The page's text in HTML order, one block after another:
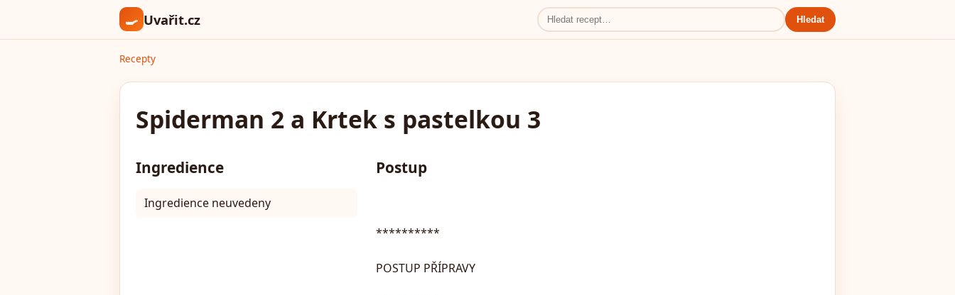
🍳 Uvařit.cz Hledat
Recepty
Spiderman 2 a Krtek s pastelkou 3
Ingredience
Ingredience neuvedeny
Postup
**********
POSTUP PŘÍPRAVY